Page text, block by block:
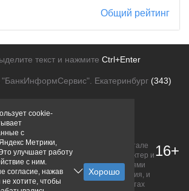
Общий рейтинг
текст и нажмите Ctrl+Enter
Екатеринбург (343)
конфиденциальности
Для рекламодателей
банков, размещенная на портале
ознакомительный характер и
офертой, определяемой положениями
содержит точного и полного описания, и
Конечные условия уточняйте на сайтах
16+
cookie-
с
Метрики,
улучшает работу
с ним.
согласие, нажав
хотите, чтобы